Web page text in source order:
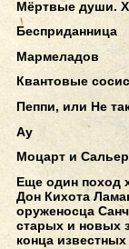
Мёртвые души.
Бесприданница
Мармеладов
Квантовые
Пеппи, или Не
Ау
Моцарт и
Еще один поход
Дон Кихота
оруженосца
старых и новых
конца